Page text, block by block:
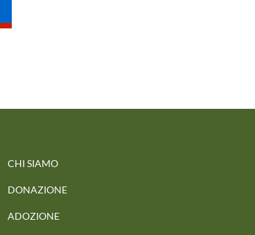
CHI SIAMO
DONAZIONE
ADOZIONE